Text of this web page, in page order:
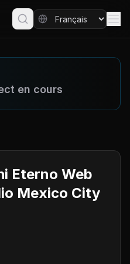
en cours
Eterno Web
Mexico City